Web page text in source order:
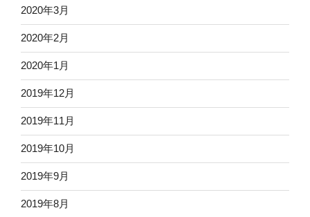
2020年3月
2020年2月
2020年1月
2019年12月
2019年11月
2019年10月
2019年9月
2019年8月